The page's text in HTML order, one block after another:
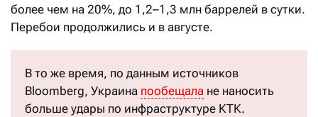
более чем на 20%, до 1,2–1,3 млн баррелей в сутки.
Перебои продолжились и в августе.
В то же время, по данным источников
Bloomberg, Украина пообещала не наносить
больше удары по инфраструктуре КТК.